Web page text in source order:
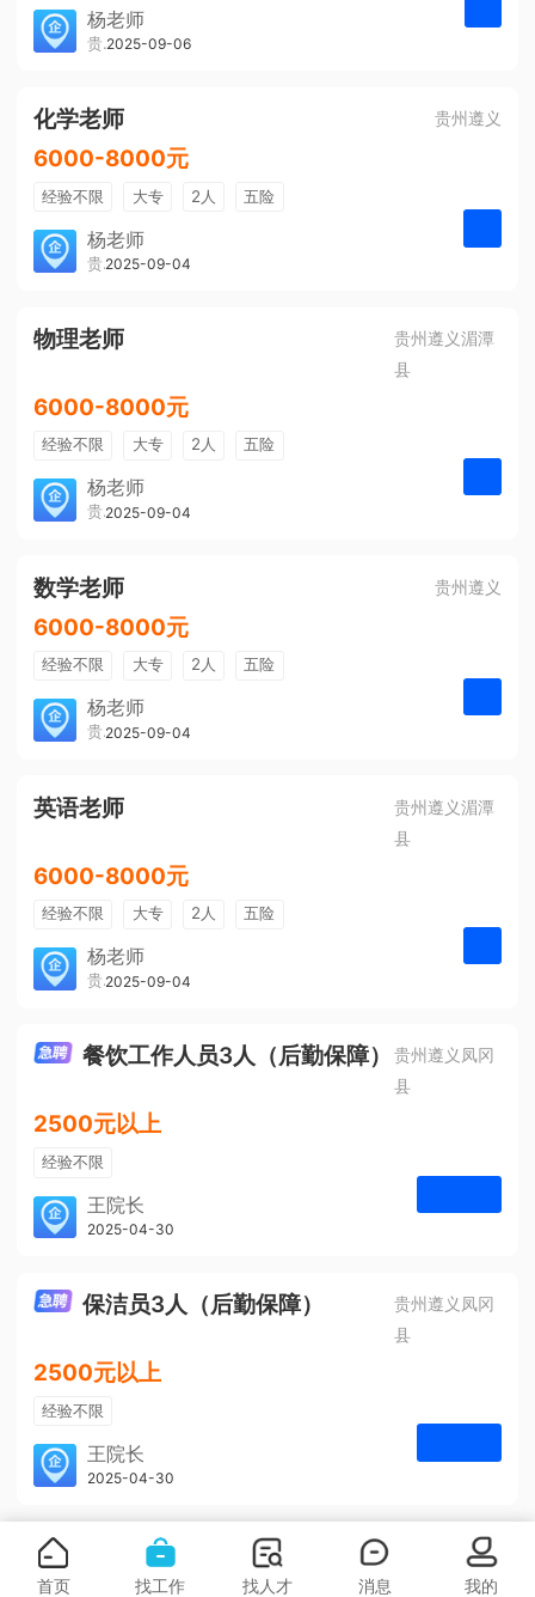
带薪年假
年终奖
免费培训
包住宿
杨老师
贵州大美前程文化发展有限公司
2025-09-06
化学老师 贵州遵义
6000-8000元
经验不限 大专 2人
五险
带薪年假
年终奖
免费培训
包住宿
杨老师
贵州大美前程文化发展有限公司
2025-09-04
物理老师
贵州遵义湄潭
县
6000-8000元
经验不限 大专 2人
五险
带薪年假
年终奖
免费培训
包住宿
杨老师
贵州大美前程文化发展有限公司
2025-09-04
数学老师 贵州遵义
6000-8000元
经验不限 大专 2人
五险
带薪年假
年终奖
免费培训
包住宿
杨老师
贵州大美前程文化发展有限公司
2025-09-04
英语老师
贵州遵义湄潭
县
6000-8000元
经验不限 大专 2人
五险
带薪年假
年终奖
免费培训
包住宿
杨老师
贵州大美前程文化发展有限公司
2025-09-04
餐饮工作人员3人（后勤保障）
贵州遵义凤冈
县
2500元以上
经验不限
学历不限
3人
王院长
凤冈安宁医院
2025-04-30
保洁员3人（后勤保障）
贵州遵义凤冈
县
2500元以上
经验不限
学历不限
3人
王院长
凤冈安宁医院
2025-04-30
首页 找工作 找人才 消息 我的